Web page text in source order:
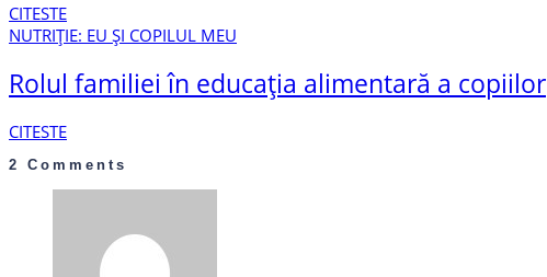
CITESTE
NUTRIȚIE: EU ȘI COPILUL MEU
Rolul familiei în educația alimentară a copiilor
CITESTE
2 Comments